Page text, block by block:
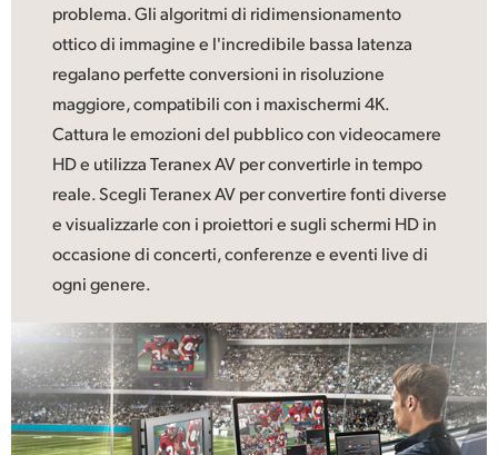
problema. Gli algoritmi di ridimensionamento
ottico di immagine e l'incredibile bassa latenza
regalano perfette conversioni in risoluzione
maggiore, compatibili con i maxischermi 4K.
Cattura le emozioni del pubblico con videocamere
HD e utilizza Teranex AV per convertirle in tempo
reale. Scegli Teranex AV per convertire fonti diverse
e visualizzarle con i proiettori e sugli schermi HD in
occasione di concerti, conferenze e eventi live di
ogni genere.